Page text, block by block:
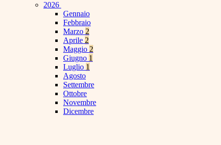
2026
Gennaio
Febbraio
Marzo 2
Aprile 2
Maggio 2
Giugno 1
Luglio 1
Agosto
Settembre
Ottobre
Novembre
Dicembre